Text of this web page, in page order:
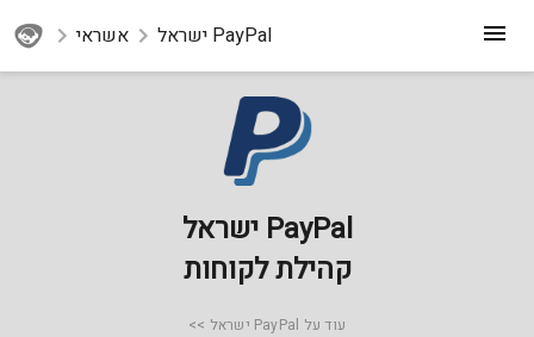
אשראי PayPal ישראל
PayPal ישראל
קהילת לקוחות
עוד על PayPal ישראל >>